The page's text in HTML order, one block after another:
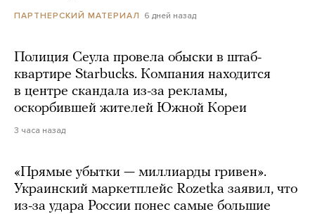
ПАРТНЕРСКИЙ МАТЕРИАЛ 6 дней назад
Полиция Сеула провела обыски в штаб-
квартире Starbucks. Компания находится
в центре скандала из-за рекламы,
оскорбившей жителей Южной Кореи
3 часа назад
«Прямые убытки — миллиарды гривен».
Украинский маркетплейс Rozetka заявил, что
из-за удара России понес самые большие